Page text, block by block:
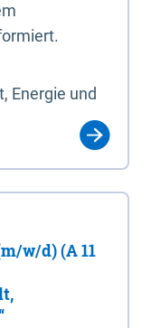
Energie und
w/d) (A 11